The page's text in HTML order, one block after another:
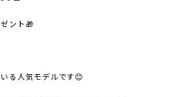
ント🎁
る人気モデルです😊